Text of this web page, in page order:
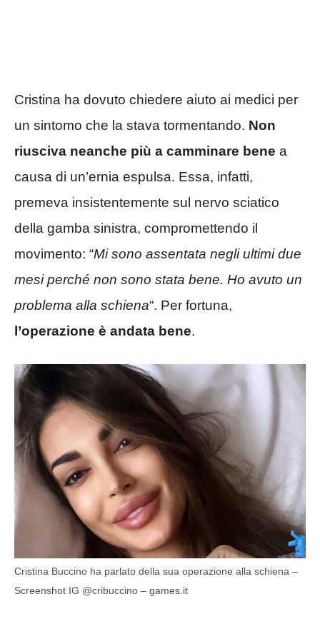
Cristina ha dovuto chiedere aiuto ai medici per
un sintomo che la stava tormentando. Non
riusciva neanche più a camminare bene a
causa di un’ernia espulsa. Essa, infatti,
premeva insistentemente sul nervo sciatico
della gamba sinistra, compromettendo il
movimento: “Mi sono assentata negli ultimi due
mesi perché non sono stata bene. Ho avuto un
problema alla schiena“. Per fortuna,
l’operazione è andata bene.
Cristina Buccino ha parlato della sua operazione alla schiena –
Screenshot IG @cribuccino – games.it